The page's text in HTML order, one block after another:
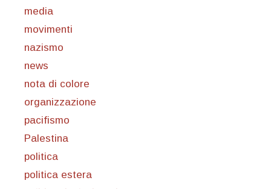
media
movimenti
nazismo
news
nota di colore
organizzazione
pacifismo
Palestina
politica
politica estera